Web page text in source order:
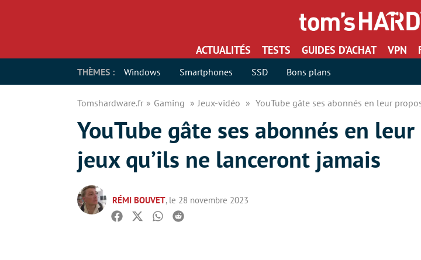
ACTUALITÉS TESTS GUIDES D’ACHAT VPN
THÈMES : Windows Smartphones SSD Bons plans
Tomshardware.fr Gaming Jeux-vidéo YouTube gâte ses abonnés en leur
YouTube gâte ses abonnés en
jeux qu’ils ne lanceront jamais
RÉMI BOUVET, le 28 novembre 2023
Facebook
TwitterWhatsapp
Reddit